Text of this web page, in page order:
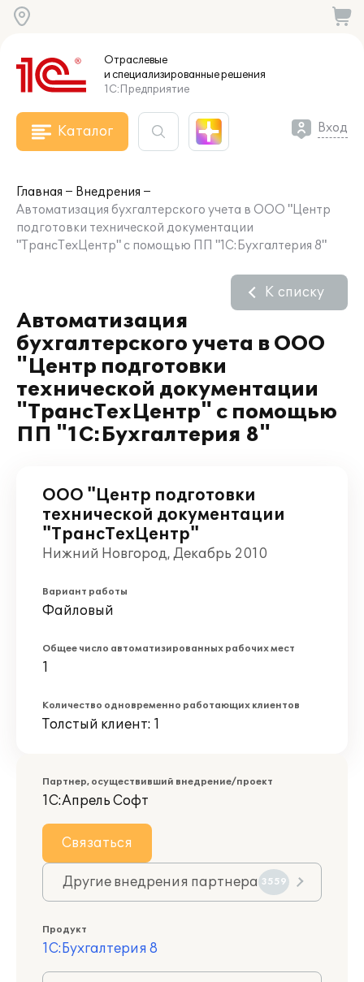
Отраслевые
и специализированныерешения
1С:Предприятие
Каталог Вход
Главная
Внедрения
Автоматизация бухгалтерского учета в ООО "Центр
подготовки технической документации
"ТрансТехЦентр" с помощью ПП "1С:Бухгалтерия 8"
Автоматизация
бухгалтерского учета в ООО
"Центр подготовки
технической документации
"ТрансТехЦентр" с помощью
ПП "1С:Бухгалтерия 8"
К списку
ООО "Центр подготовки
технической документации
"ТрансТехЦентр"
Нижний Новгород, Декабрь 2010
Вариант работы
Файловый
Общее число автоматизированных рабочих мест
1
Количество одновременно работающих клиентов
Толстый клиент: 1
Партнер, осуществивший внедрение/проект
1С:Апрель Софт
Связаться
Другие внедрения партнера 3559
Продукт
1С:Бухгалтерия 8